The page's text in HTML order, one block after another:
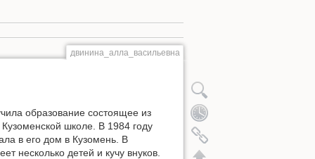
двинина_алла_васильевна
образование состоящее из
школе. В 1984 году
в его дом в Кузомень. В
несколько детей и кучу внуков.